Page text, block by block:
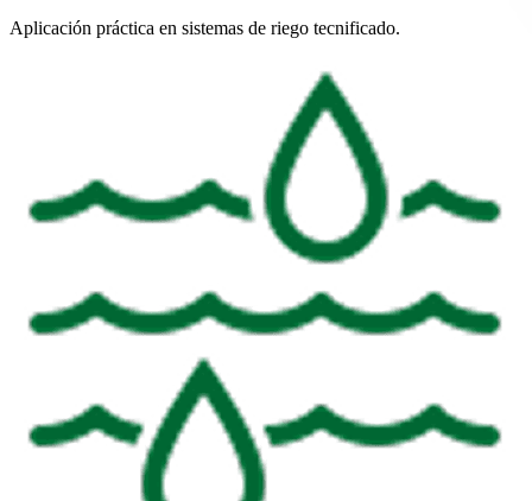
Aplicación práctica en sistemas de riego tecnificado.